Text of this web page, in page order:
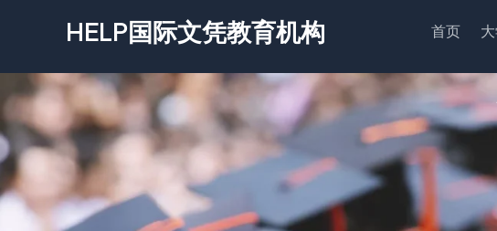
容
HELP国际文凭教育机构 首页